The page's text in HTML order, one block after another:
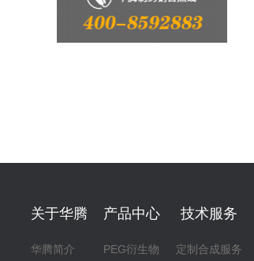
关于华腾
华腾简介
产品中心
PEG衍生物
技术服务
定制合成服务